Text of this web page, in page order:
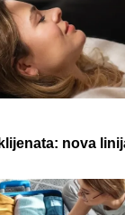
nova